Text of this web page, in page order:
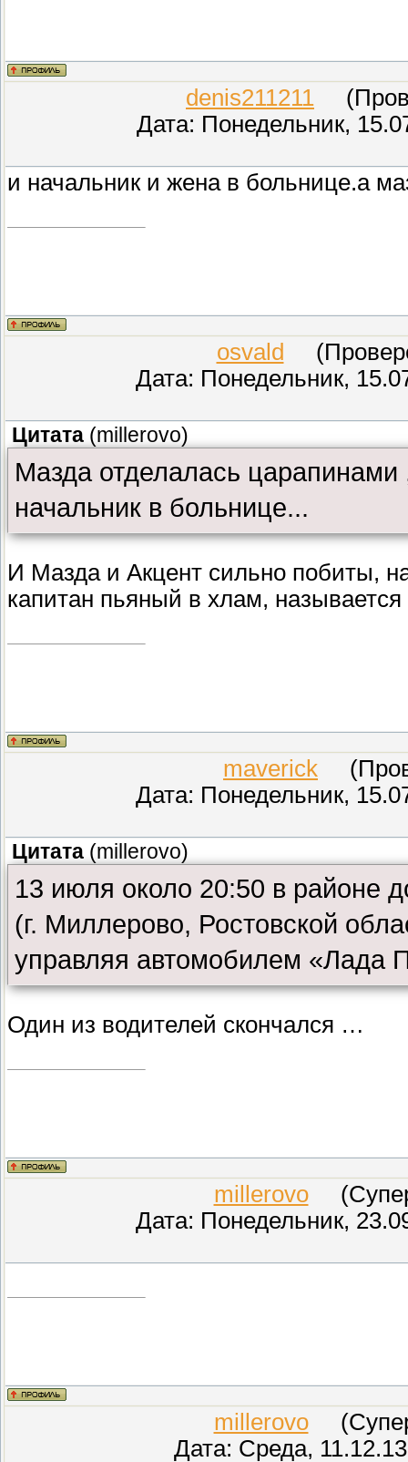
denis211211
Дата: Понедельник,
и начальник и жена в больнице.а
osvald
Дата: Понедельник,
Цитата (millerovo)
Мазда отделалась царапинами
начальник в больнице...
И Мазда и Акцент сильно побиты,
капитан пьяный в хлам,
maverick
Дата: Понедельник,
Цитата (millerovo)
13 июля около 20:50 в районе
(г. Миллерово, Ростовской
управляя автомобилем «Лада
Один из водителей скончался …
millerovo
Дата: Понедельник,
millerovo
Дата: Среда,